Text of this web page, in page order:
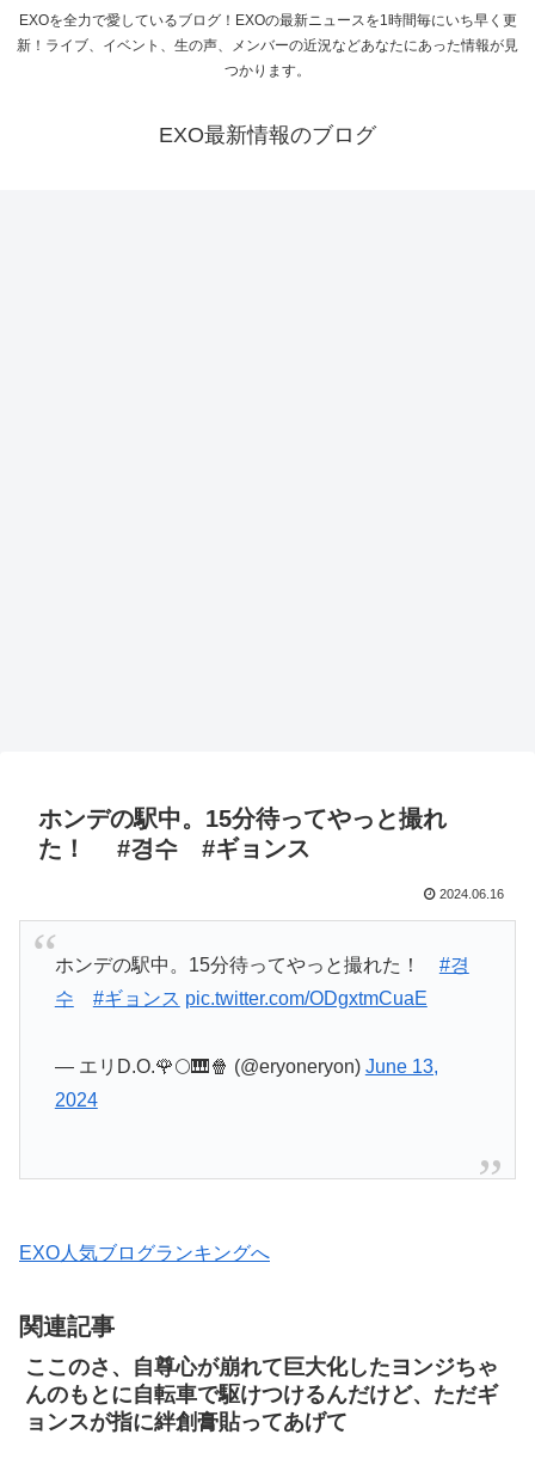
EXOを全力で愛しているブログ！EXOの最新ニュースを1時間毎にいち早く更
新！ライブ、イベント、生の声、メンバーの近況などあなたにあった情報が見
つかります。
EXO最新情報のブログ
ホンデの駅中。15分待ってやっと撮れ
た！ #경수 #ギョンス
2024.06.16
ホンデの駅中。15分待ってやっと撮れた！ #경
수
#ギョンス pic.twitter.com/ODgxtmCuaE
— エリD.O.🌹🌕🎹🍿 (@eryoneryon) June 13,
2024
EXO人気ブログランキングへ
関連記事
ここのさ、自尊心が崩れて巨大化したヨンジちゃ
んのもとに自転車で駆けつけるんだけど、ただギ
ョンスが指に絆創膏貼ってあげて